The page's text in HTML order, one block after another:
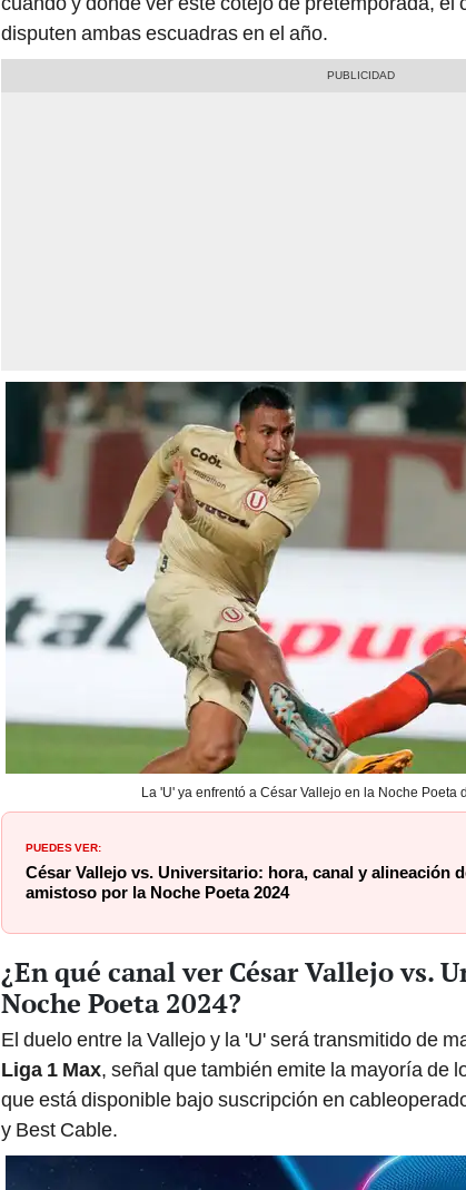
disputen ambas escuadras en el año.
La 'U' ya enfrentó a César Vallejo en la Noche Poeta
PUEDES VER:
César Vallejo vs. Universitario: hora, canal y alineación
amistoso por la Noche Poeta 2024
¿En qué canal ver César Vallejo vs.
Noche Poeta 2024?
El duelo entre la Vallejo y la 'U' será transmitido de
Liga 1 Max, señal que también emite la mayoría de
que está disponible bajo suscripción en
y Best Cable.